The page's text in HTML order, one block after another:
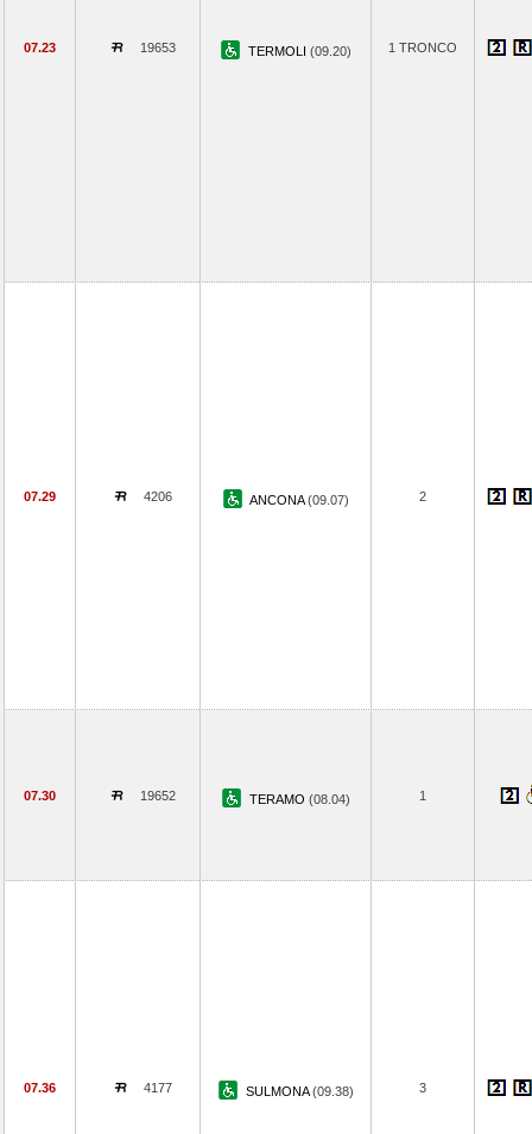
07.23 19653 TERMOLI (09.20) 1 TRONCO
07.29 4206 ANCONA(09.07) 2
07.30 19652 TERAMO (08.04) 1
07.36 4177 SULMONA(09.38) 3